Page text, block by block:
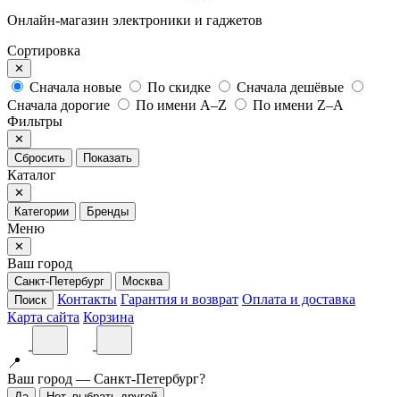
Онлайн-магазин электроники и гаджетов
Сортировка
✕
Сначала новые По скидке
Сначала дешёвые
Сначала дорогие
По имени A–Z
По имени Z–A
Фильтры
✕
Сбросить
Показать
Каталог
✕
Категории
Бренды
Меню
✕
Ваш город
Санкт-Петербург
Москва
Поиск
Контакты Гарантия и возврат Оплата и доставка
Карта сайта Корзина
📍
Ваш город — Санкт-Петербург?